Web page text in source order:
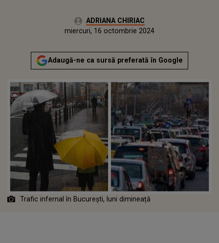
Autor:ADRIANA CHIRIAC
luni, 16 octombrie 2023
Actualizat:
miercuri, 16 octombrie 2024
Adaugă-ne ca sursă preferată în Google
Trafic infernal în București, luni dimineață